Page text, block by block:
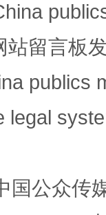
留言板
publics
legal
国公众传